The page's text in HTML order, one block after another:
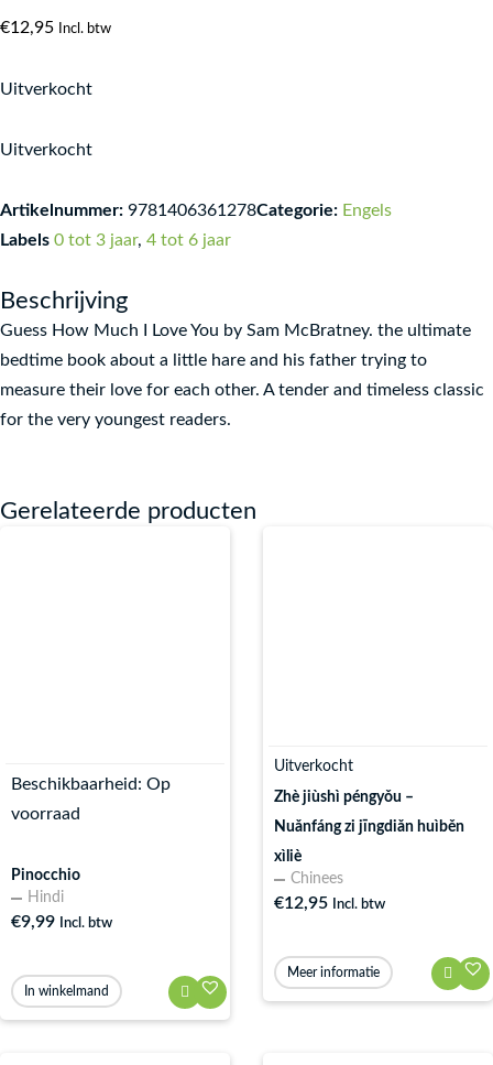
€12,95 Incl. btw
Uitverkocht
Uitverkocht
Artikelnummer: 9781406361278Categorie: Engels
Labels 0 tot 3 jaar, 4 tot 6 jaar
Beschrijving
Guess How Much I Love You by Sam McBratney. the ultimate
bedtime book about a little hare and his father trying to
measure their love for each other. A tender and timeless classic
for the very youngest readers.
Gerelateerde producten
Beschikbaarheid: Op
voorraad
Pinocchio
Hindi
€9,99 Incl. btw
In winkelmand
Uitverkocht
Zhè jiùshì péngyǒu –
Nuǎnfáng zi jīngdiǎn huìběn
xìliè
Chinees
€12,95 Incl. btw
Meer informatie